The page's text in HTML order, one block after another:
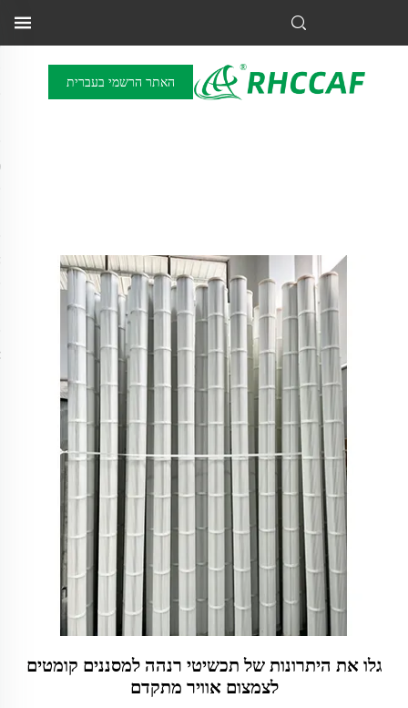
האתר הרשמי בעברית
גלו את היתרונות של תכשיטי רנהה למסננים קומטים
לצמצום אוויר מתקדם